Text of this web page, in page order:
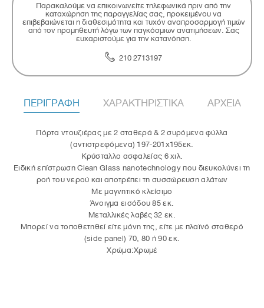
Παρακαλούμε να επικοινωνείτε τηλεφωνικά πριν από την
καταχώρηση της παραγγελίας σας, προκειμένου να
επιβεβαιώνεται η διαθεσιμότητα και τυχόν αναπροσαρμογή τιμών
από τον προμηθευτή λόγω των παγκόσμιων ανατιμήσεων. Σας
ευχαριστούμε για την κατανόηση.
210 2713197
ΠΕΡΙΓΡΑΦΗ ΧΑΡΑΚΤΗΡΙΣΤΙΚΑ ΑΡΧΕΙΑ
Πόρτα ντουζιέρας με 2 σταθερά & 2 συρόμενα φύλλα
(αντιστρεφόμενα) 197-201x195εκ.
Kρύσταλλο ασφαλείας 6 χιλ.
Ειδική επίστρωση Clean Glass nanotechnology που διευκολύνει τη
ροή του νερού και αποτρέπει τη συσσώρευση αλάτων
Με μαγνητικό κλείσιμο
Άνοιγμα εισόδου 85 εκ.
Μεταλλικές λαβές 32 εκ.
Μπορεί να τοποθετηθεί είτε μόνη της, είτε με πλαϊνό σταθερό
(side panel) 70, 80 ή 90 εκ.
Χρώμα:Χρωμέ